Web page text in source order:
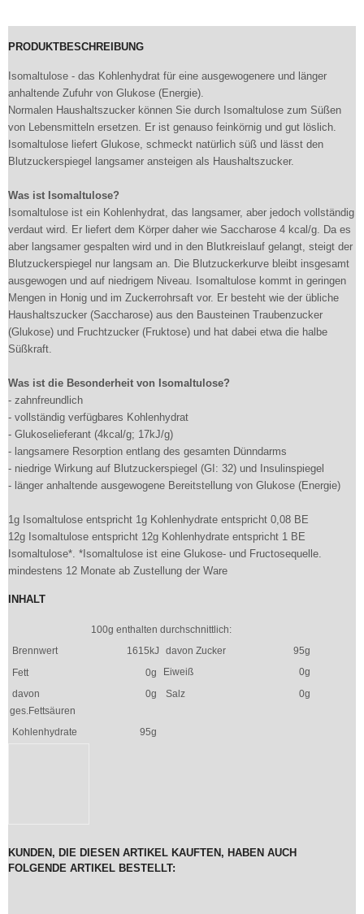
PRODUKTBESCHREIBUNG
Isomaltulose - das Kohlenhydrat für eine ausgewogenere und länger
anhaltende Zufuhr von Glukose (Energie).
Normalen Haushaltszucker können Sie durch Isomaltulose zum Süßen
von Lebensmitteln ersetzen. Er ist genauso feinkörnig und gut löslich.
Isomaltulose liefert Glukose, schmeckt natürlich süß und lässt den
Blutzuckerspiegel langsamer ansteigen als Haushaltszucker.
Was ist Isomaltulose?
Isomaltulose ist ein Kohlenhydrat, das langsamer, aber jedoch vollständig
verdaut wird. Er liefert dem Körper daher wie Saccharose 4 kcal/g. Da es
aber langsamer gespalten wird und in den Blutkreislauf gelangt, steigt der
Blutzuckerspiegel nur langsam an. Die Blutzuckerkurve bleibt insgesamt
ausgewogen und auf niedrigem Niveau. Isomaltulose kommt in geringen
Mengen in Honig und im Zuckerrohrsaft vor. Er besteht wie der übliche
Haushaltszucker (Saccharose) aus den Bausteinen Traubenzucker
(Glukose) und Fruchtzucker (Fruktose) und hat dabei etwa die halbe
Süßkraft.
Was ist die Besonderheit von Isomaltulose?
- zahnfreundlich
- vollständig verfügbares Kohlenhydrat
- Glukoselieferant (4kcal/g; 17kJ/g)
- langsamere Resorption entlang des gesamten Dünndarms
- niedrige Wirkung auf Blutzuckerspiegel (GI: 32) und Insulinspiegel
- länger anhaltende ausgewogene Bereitstellung von Glukose (Energie)
1g Isomaltulose entspricht 1g Kohlenhydrate entspricht 0,08 BE
12g Isomaltulose entspricht 12g Kohlenhydrate entspricht 1 BE
Isomaltulose*. *Isomaltulose ist eine Glukose- und Fructosequelle.
mindestens 12 Monate ab Zustellung der Ware
INHALT
100g enthalten durchschnittlich:
Brennwert
1615kJ davon Zucker
95g
Fett
0g Eiweiß
0g
davon
ges.Fettsäuren
0g Salz 0g
Kohlenhydrate 95g
KUNDEN, DIE DIESEN ARTIKEL KAUFTEN, HABEN AUCH
FOLGENDE ARTIKEL BESTELLT: